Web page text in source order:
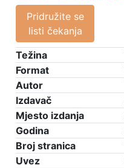
Pridružite se
listi čekanja
Težina
Format
Autor
Izdavač
Mjesto izdanja
Godina
Broj stranica
Uvez